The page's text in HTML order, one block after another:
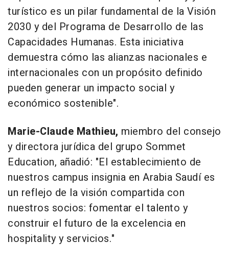
turístico es un pilar fundamental de la Visión
2030 y del Programa de Desarrollo de las
Capacidades Humanas. Esta iniciativa
demuestra cómo las alianzas nacionales e
internacionales con un propósito definido
pueden generar un impacto social y
económico sostenible".
Marie-Claude Mathieu, miembro del consejo
y directora jurídica del grupo Sommet
Education, añadió: "El establecimiento de
nuestros campus insignia en Arabia Saudí es
un reflejo de la visión compartida con
nuestros socios: fomentar el talento y
construir el futuro de la excelencia en
hospitality y servicios."